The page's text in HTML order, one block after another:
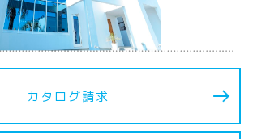
カタログ請求